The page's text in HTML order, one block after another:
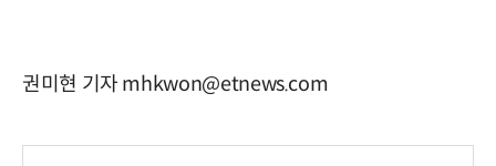
권미현 기자 mhkwon@etnews.com